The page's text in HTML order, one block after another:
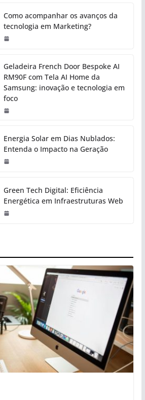
Como acompanhar os avanços da
tecnologia em Marketing?
Geladeira French Door Bespoke AI
RM90F com Tela AI Home da
Samsung: inovação e tecnologia em
foco
Energia Solar em Dias Nublados:
Entenda o Impacto na Geração
Green Tech Digital: Eficiência
Energética em Infraestruturas Web